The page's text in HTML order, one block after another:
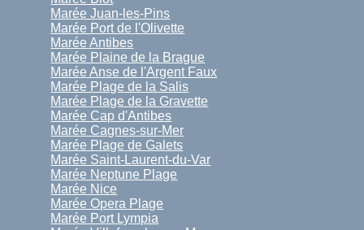
Marée Juan-les-Pins
Marée Port de l'Olivette
Marée Antibes
Marée Plaine de la Brague
Marée Anse de l'Argent Faux
Marée Plage de la Salis
Marée Plage de la Gravette
Marée Cap d'Antibes
Marée Cagnes-sur-Mer
Marée Plage de Galets
Marée Saint-Laurent-du-Var
Marée Neptune Plage
Marée Nice
Marée Opera Plage
Marée Port Lympia